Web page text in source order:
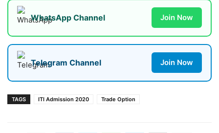
WhatsApp Channel Join Now
Telegram Channel Join Now
TAGS ITI Admission 2020 Trade Option